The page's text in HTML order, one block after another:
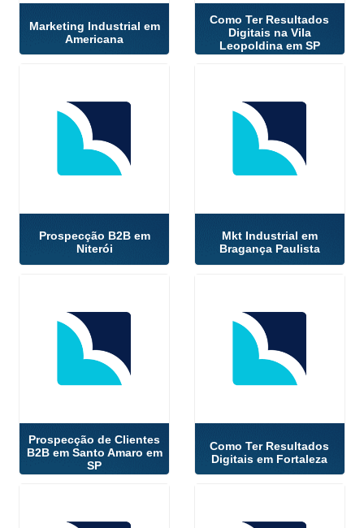
Marketing Industrial em
Americana
Como Ter Resultados
Digitais na Vila
Leopoldina em SP
Prospecção B2B em
Niterói
Mkt Industrial em
Bragança Paulista
Prospecção de Clientes
B2B em Santo Amaro em
SP
Como Ter Resultados
Digitais em Fortaleza